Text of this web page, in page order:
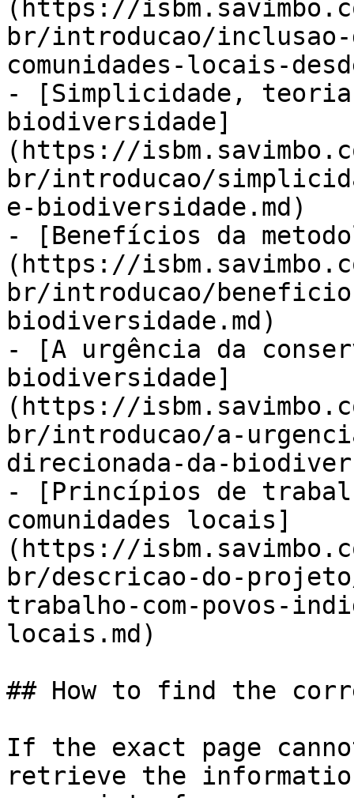
(https://
br/introducao/
comunidades-locais-
- [Simplicidade, teoria
biodiversidade]
(https://
br/introducao/
e-biodiversidade.md)
- [Benefícios da
(https://
br/introducao/
biodiversidade.md)
- [A urgência da
biodiversidade]
(https://
br/introducao/a-
direcionada-da-
- [Princípios de
comunidades locais]
(https://
br/descricao-do-
trabalho-com-povos-
locais.md)
## How to find the
If the exact page
retrieve the